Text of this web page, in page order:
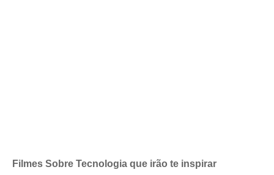
Filmes Sobre Tecnologia que irão te inspirar